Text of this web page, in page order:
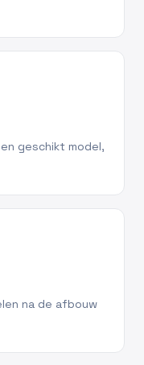
geschikt model,
na de afbouw